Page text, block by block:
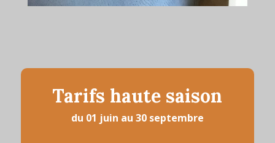
Tarifs haute saison
du 01 juin au 30 septembre